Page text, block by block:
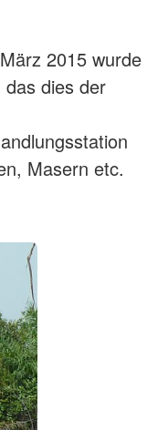
2015 wurde
dies der
Masern etc.